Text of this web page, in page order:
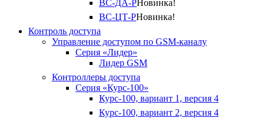
ВС-ДА-РНовинка!
ВС-ЦТ-РНовинка!
Контроль доступа
Управление доступом по GSM-каналу
Серия «Лидер»
Лидер GSM
Контроллеры доступа
Серия «Курс-100»
Курс-100, вариант 1, версия 4
Курс-100, вариант 2, версия 4